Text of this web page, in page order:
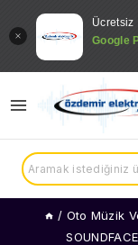
Ücretsiz
Google
/ Oto Müzik